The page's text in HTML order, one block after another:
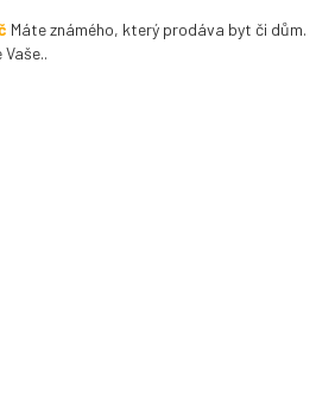
Máte známého, který prodáva byt či dům.